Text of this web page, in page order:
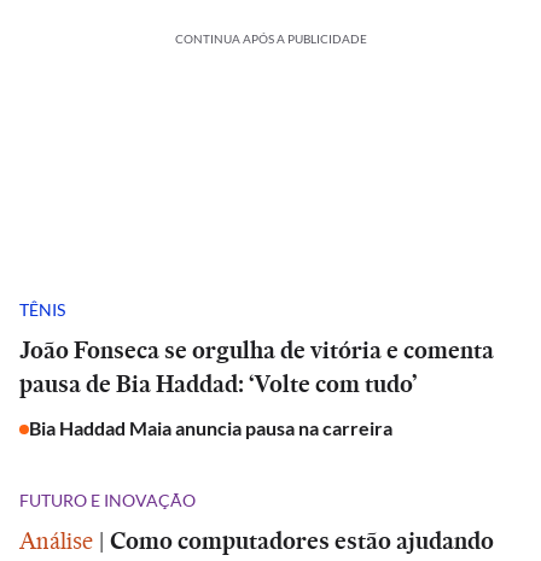
CONTINUA APÓS A PUBLICIDADE
TÊNIS
João Fonseca se orgulha de vitória e comenta
pausa de Bia Haddad: ‘Volte com tudo’
Bia Haddad Maia anuncia pausa na carreira
FUTURO E INOVAÇÃO
Análise | Como computadores estão ajudando